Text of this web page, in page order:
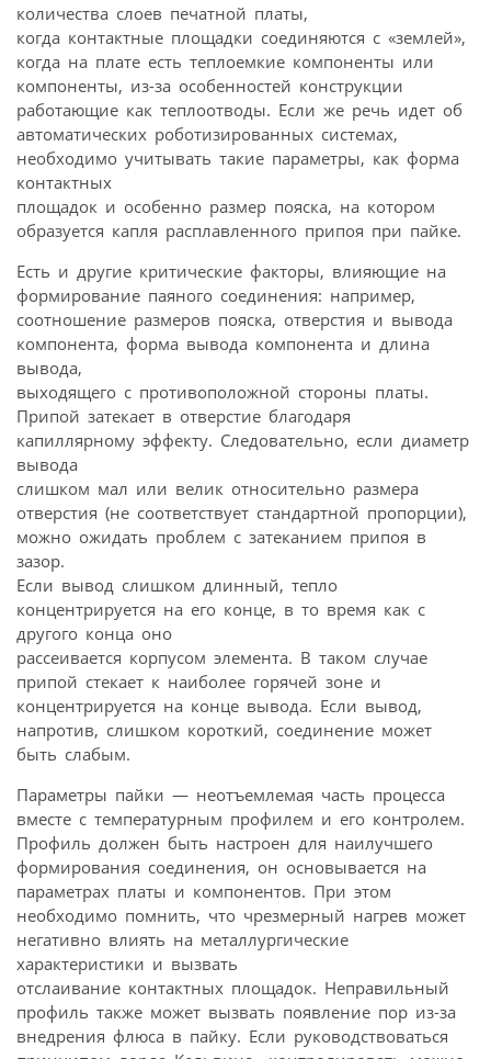
количества слоев печатной платы,
когда контактные площадки соединяются с «землей»,
когда на плате есть теплоемкие компоненты или
компоненты, из-за особенностей конструкции
работающие как теплоотводы. Если же речь идет об
автоматических роботизированных системах,
необходимо учитывать такие параметры, как форма
контактных
площадок и особенно размер пояска, на котором
образуется капля расплавленного припоя при пайке.
Есть и другие критические факторы, влияющие на
формирование паяного соединения: например,
соотношение размеров пояска, отверстия и вывода
компонента, форма вывода компонента и длина
вывода,
выходящего с противоположной стороны платы.
Припой затекает в отверстие благодаря
капиллярному эффекту. Следовательно, если диаметр
вывода
слишком мал или велик относительно размера
отверстия (не соответствует стандартной пропорции),
можно ожидать проблем с затеканием припоя в
зазор.
Если вывод слишком длинный, тепло
концентрируется на его конце, в то время как с
другого конца оно
рассеивается корпусом элемента. В таком случае
припой стекает к наиболее горячей зоне и
концентрируется на конце вывода. Если вывод,
напротив, слишком короткий, соединение может
быть слабым.
Параметры пайки — неотъемлемая часть процесса
вместе с температурным профилем и его контролем.
Профиль должен быть настроен для наилучшего
формирования соединения, он основывается на
параметрах платы и компонентов. При этом
необходимо помнить, что чрезмерный нагрев может
негативно влиять на металлургические
характеристики и вызвать
отслаивание контактных площадок. Неправильный
профиль также может вызвать появление пор из-за
внедрения флюса в пайку. Если руководствоваться